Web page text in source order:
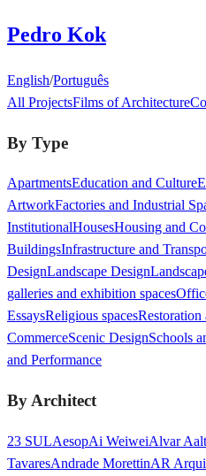
Pedro Kok
English/Português
All ProjectsFilms of Architecture
By Type
ApartmentsEducation and Culture
ArtworkFactories and Industrial
InstitutionalHousesHousing and
BuildingsInfrastructure and
DesignLandscape Design
galleries and exhibition spaces
EssaysReligious spacesRestoration
CommerceScenic DesignSchools
and Performance
By Architect
23 SULAesopAi WeiweiAlvar
TavaresAndrade MorettinAR